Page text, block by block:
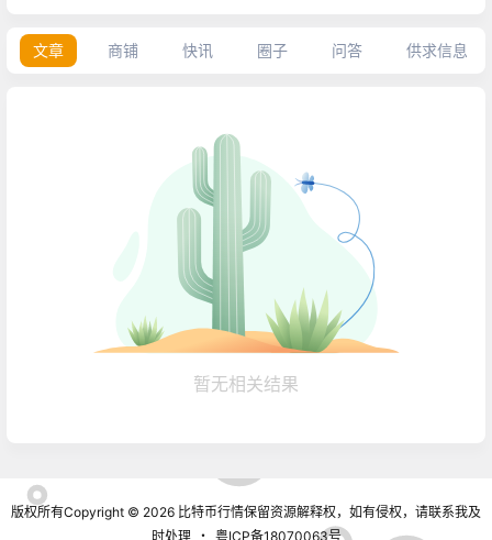
文章 商铺 快讯 圈子 问答 供求信息
暂无相关结果
版权所有Copyright © 2026 比特币行情保留资源解释权，如有侵权，请联系我及
时处理
・ 粤ICP备18070063号